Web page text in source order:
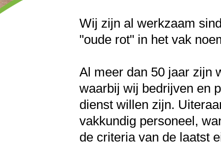
Wij zijn al werkzaam
"oude rot" in het vak
Al meer dan 50 jaar zijn
waarbij wij bedrijven en
dienst willen zijn.
vakkundig personeel,
de criteria van de laatst